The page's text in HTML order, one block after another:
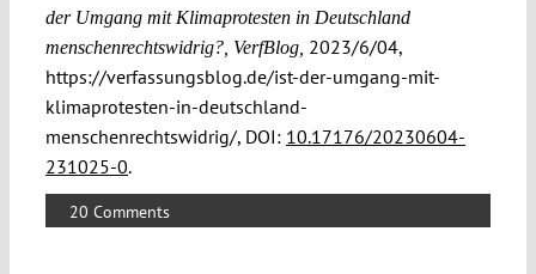
der Umgang mit Klimaprotesten in Deutschland
menschenrechtswidrig?, VerfBlog, 2023/6/04,
https://verfassungsblog.de/ist-der-umgang-mit-
klimaprotesten-in-deutschland-
menschenrechtswidrig/, DOI: 10.17176/20230604-
231025-0.
20 Comments